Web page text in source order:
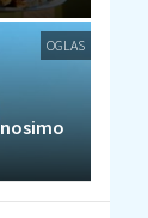
OGLAS